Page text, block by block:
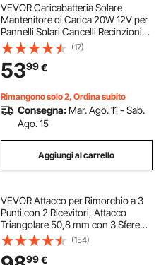
VEVOR Caricabatteria Solare
Mantenitore di Carica 20W 12V per
Pannelli Solari Cancelli Recinzioni
per Fattoria Prato, Caricabatteria
Celle Monocristalline con Staffa di
Montaggio su Palo IP67
(17)
5399€
Rimangono solo 2, Ordina subito
Consegna: Mar. Ago. 11 - Sab.
Ago. 15
Aggiungi al carrello
VEVOR Attacco per Rimorchio a 3
Punti con 2 Ricevitori, Attacco
Triangolare 50,8 mm con 3 Sfere
Gancio, Adattatore per Traino di
Categoria 1 Compatibile con Kubota
John Deere Massey Ferguson
(154)
99€